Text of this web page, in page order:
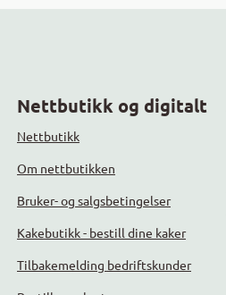
Nettbutikk og digitalt
Nettbutikk
Om nettbutikken
Bruker- og salgsbetingelser
Kakebutikk - bestill dine kaker
Tilbakemelding bedriftskunder